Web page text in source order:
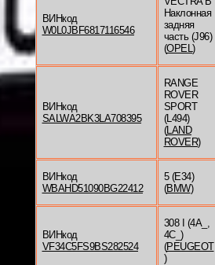
ВИНкод
W0L0JBF6817116546
Наклонная
задняя
часть (J96)
(OPEL)
ВИНкод
SALWA2BK3LA708395
RANGE
ROVER
SPORT
(L494)
(LAND
ROVER)
ВИНкод
WBAHD51090BG22412
5 (E34)
(BMW)
ВИНкод
VF34C5FS9BS282524
308 I (4A_,
4C_)
(PEUGEOT
)